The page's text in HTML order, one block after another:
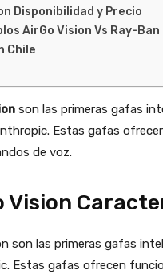
Disponibilidad y Precio
AirGo Vision Vs Ray-
Chile
son las primeras gafas
Estas gafas
de voz.
Vision
son las primeras gafas
Estas gafas ofrecen